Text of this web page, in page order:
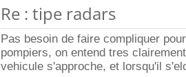
Re : tipe radars
Pas besoin de faire compliquer
pompiers, on entend tres
vehicule s'approche, et lorsqu'il